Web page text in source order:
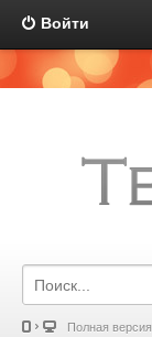
Войти
Полная